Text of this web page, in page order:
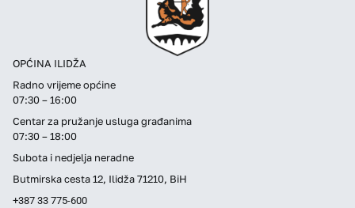
OPĆINA ILIDŽA
Radno vrijeme općine
07:30 – 16:00
Centar za pružanje usluga građanima
07:30 – 18:00
Subota i nedjelja neradne
Butmirska cesta 12, Ilidža 71210, BiH
+387 33 775-600